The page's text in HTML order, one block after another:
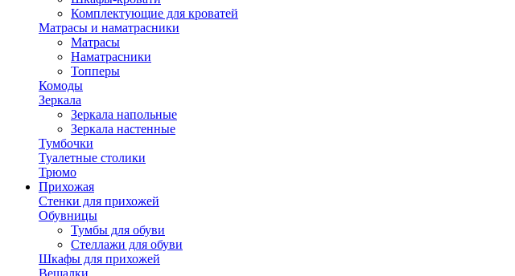
Комплектующие для кроватей
Матрасы и наматрасники
Матрасы
Наматрасники
Топперы
Комоды
Зеркала
Зеркала напольные
Зеркала настенные
Тумбочки
Туалетные столики
Трюмо
Прихожая
Стенки для прихожей
Обувницы
Тумбы для обуви
Стеллажи для обуви
Шкафы для прихожей
Вешалки